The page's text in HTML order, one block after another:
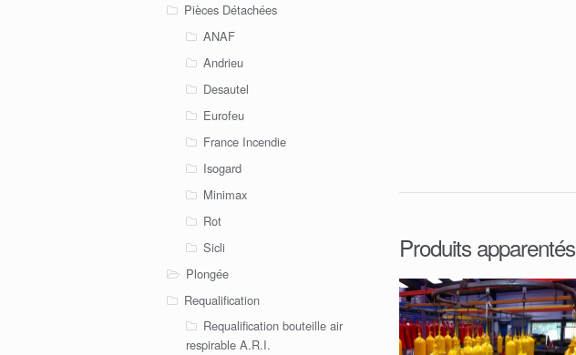
Produits apparentés
Pièces Détachées
ANAF
Andrieu
Desautel
Eurofeu
France Incendie
Isogard
Minimax
Rot
Sicli
Plongée
Requalification
Requalification bouteille air
respirable A.R.I.